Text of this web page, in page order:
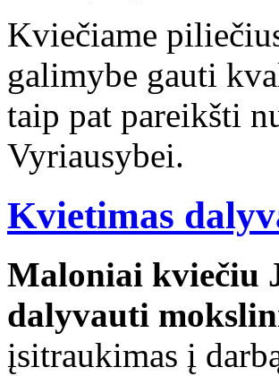
Kviečiame
galimybe gauti
taip pat pareikšti
Vyriausybei.
Kvietimas
Maloniai kviečiu
dalyvauti
įsitraukimas į